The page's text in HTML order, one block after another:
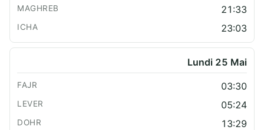
21:33
23:03
Lundi 25 Mai
03:30
05:24
13:29